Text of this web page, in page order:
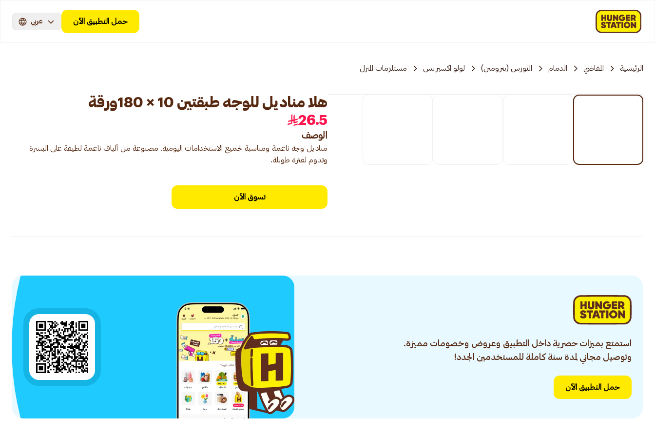
حمل التطبيق الآن عربي
الرئيسية المقاضي الدمام النورس (بترومين) لولو اكسبريس مستلزمات المنزل
هلا مناديل للوجه طبقتين 10 × 180ورقة
26.5
الوصف
مناديل وجه ناعمة ومناسبة لجميع الاستخدامات اليومية. مصنوعة من ألياف ناعمة لطيفة على البشرة
وتدوم لفترة طويلة.
تسوق الآن
استمتع بميزات حصرية داخل التطبيق وعروض وخصومات مميزة.
وتوصيل مجاني لمدة سنة كاملة للمستخدمين الجدد!
حمل التطبيق الآن